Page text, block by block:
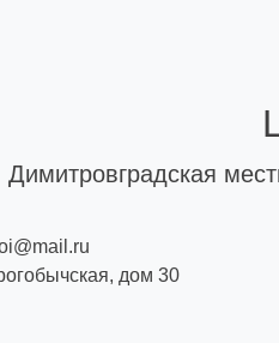
Димитровградская
дом 30